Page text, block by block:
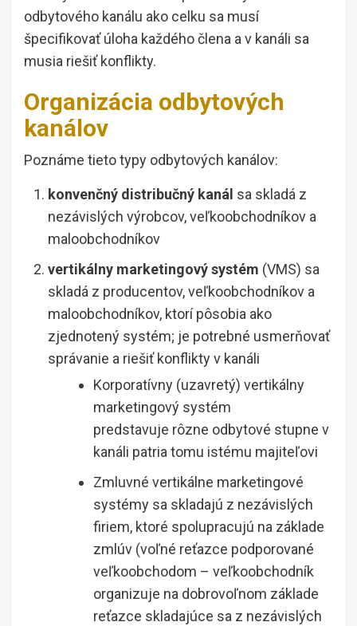
odbytového kanálu ako celku sa musí
špecifikovať úloha každého člena a v kanáli sa
musia riešiť konflikty.
Organizácia odbytových
kanálov
Poznáme tieto typy odbytových kanálov:
konvenčný distribučný kanál sa skladá z
nezávislých výrobcov, veľkoobchodníkov a
maloobchodníkov
vertikálny marketingový systém (VMS) sa
skladá z producentov, veľkoobchodníkov a
maloobchodníkov, ktorí pôsobia ako
zjednotený systém; je potrebné usmerňovať
správanie a riešiť konflikty v kanáli
Korporatívny (uzavretý) vertikálny
marketingový systém
predstavuje rôzne odbytové stupne v
kanáli patria tomu istému majiteľovi
Zmluvné vertikálne marketingové
systémy sa skladajú z nezávislých
firiem, ktoré spolupracujú na základe
zmlúv (voľné reťazce podporované
veľkoobchodom – veľkoobchodník
organizuje na dobrovoľnom základe
reťazce skladajúce sa z nezávislých